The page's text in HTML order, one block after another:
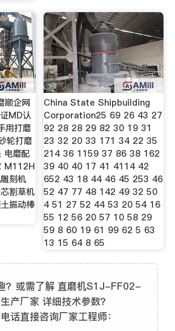
顺企网
MD认
用打磨
轮打磨
电磨配
M112H
刻机
割草机
振动棒
China State Shipbuilding
Corporation25 69 26 43 27
92 28 28 29 82 30 19 31
23 32 20 33 171 34 22 35
214 36 1159 37 86 38 162
39 40 40 17 41 4114 42
652 43 18 44 46 45 253 46
52 47 77 48 142 49 32 50
4 51 27 52 44 53 20 54 16
55 12 56 20 57 10 58 29
59 8 60 19 61 99 62 5 63
13 15 64 8 65
？或需了解 直磨机S1J-FF02-
产厂家 详细技术参数？
话直接咨询厂家工程师：